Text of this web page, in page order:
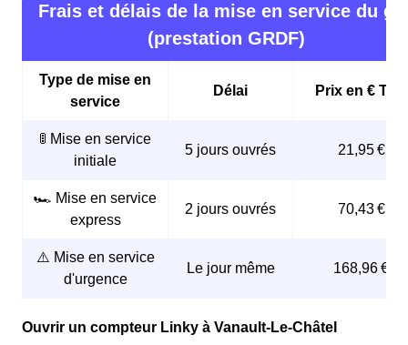
Frais et délais de la mise en service du
(prestation GRDF)
Type de mise en
service
Délai Prix en € TTC
🚦 Mise en service
initiale
5 jours ouvrés 21,95 €
🏎️ Mise en service
express
2 jours ouvrés 70,43 €
⚠️ Mise en service
d'urgence
Le jour même 168,96 €
Ouvrir un compteur Linky à Vanault-Le-Châtel